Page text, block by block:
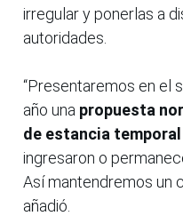
irregular y ponerlas a
autoridades.
“Presentaremos en el
año una propuesta
de estancia
ingresaron o
Así mantendremos un
añadió.